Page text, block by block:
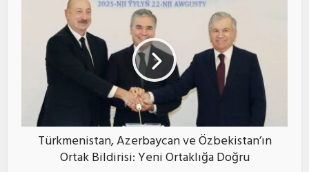
Türkmenistan, Azerbaycan ve Özbekistan’ın
Ortak Bildirisi: Yeni Ortaklığa Doğru